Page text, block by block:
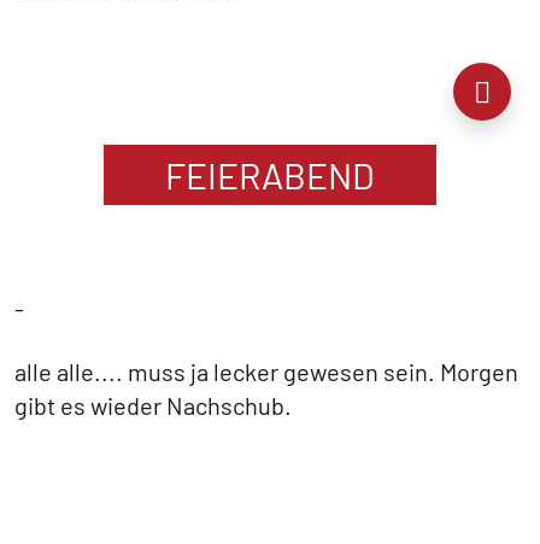
FEIERABEND
-
alle alle.... muss ja lecker gewesen sein. Morgen
gibt es wieder Nachschub.